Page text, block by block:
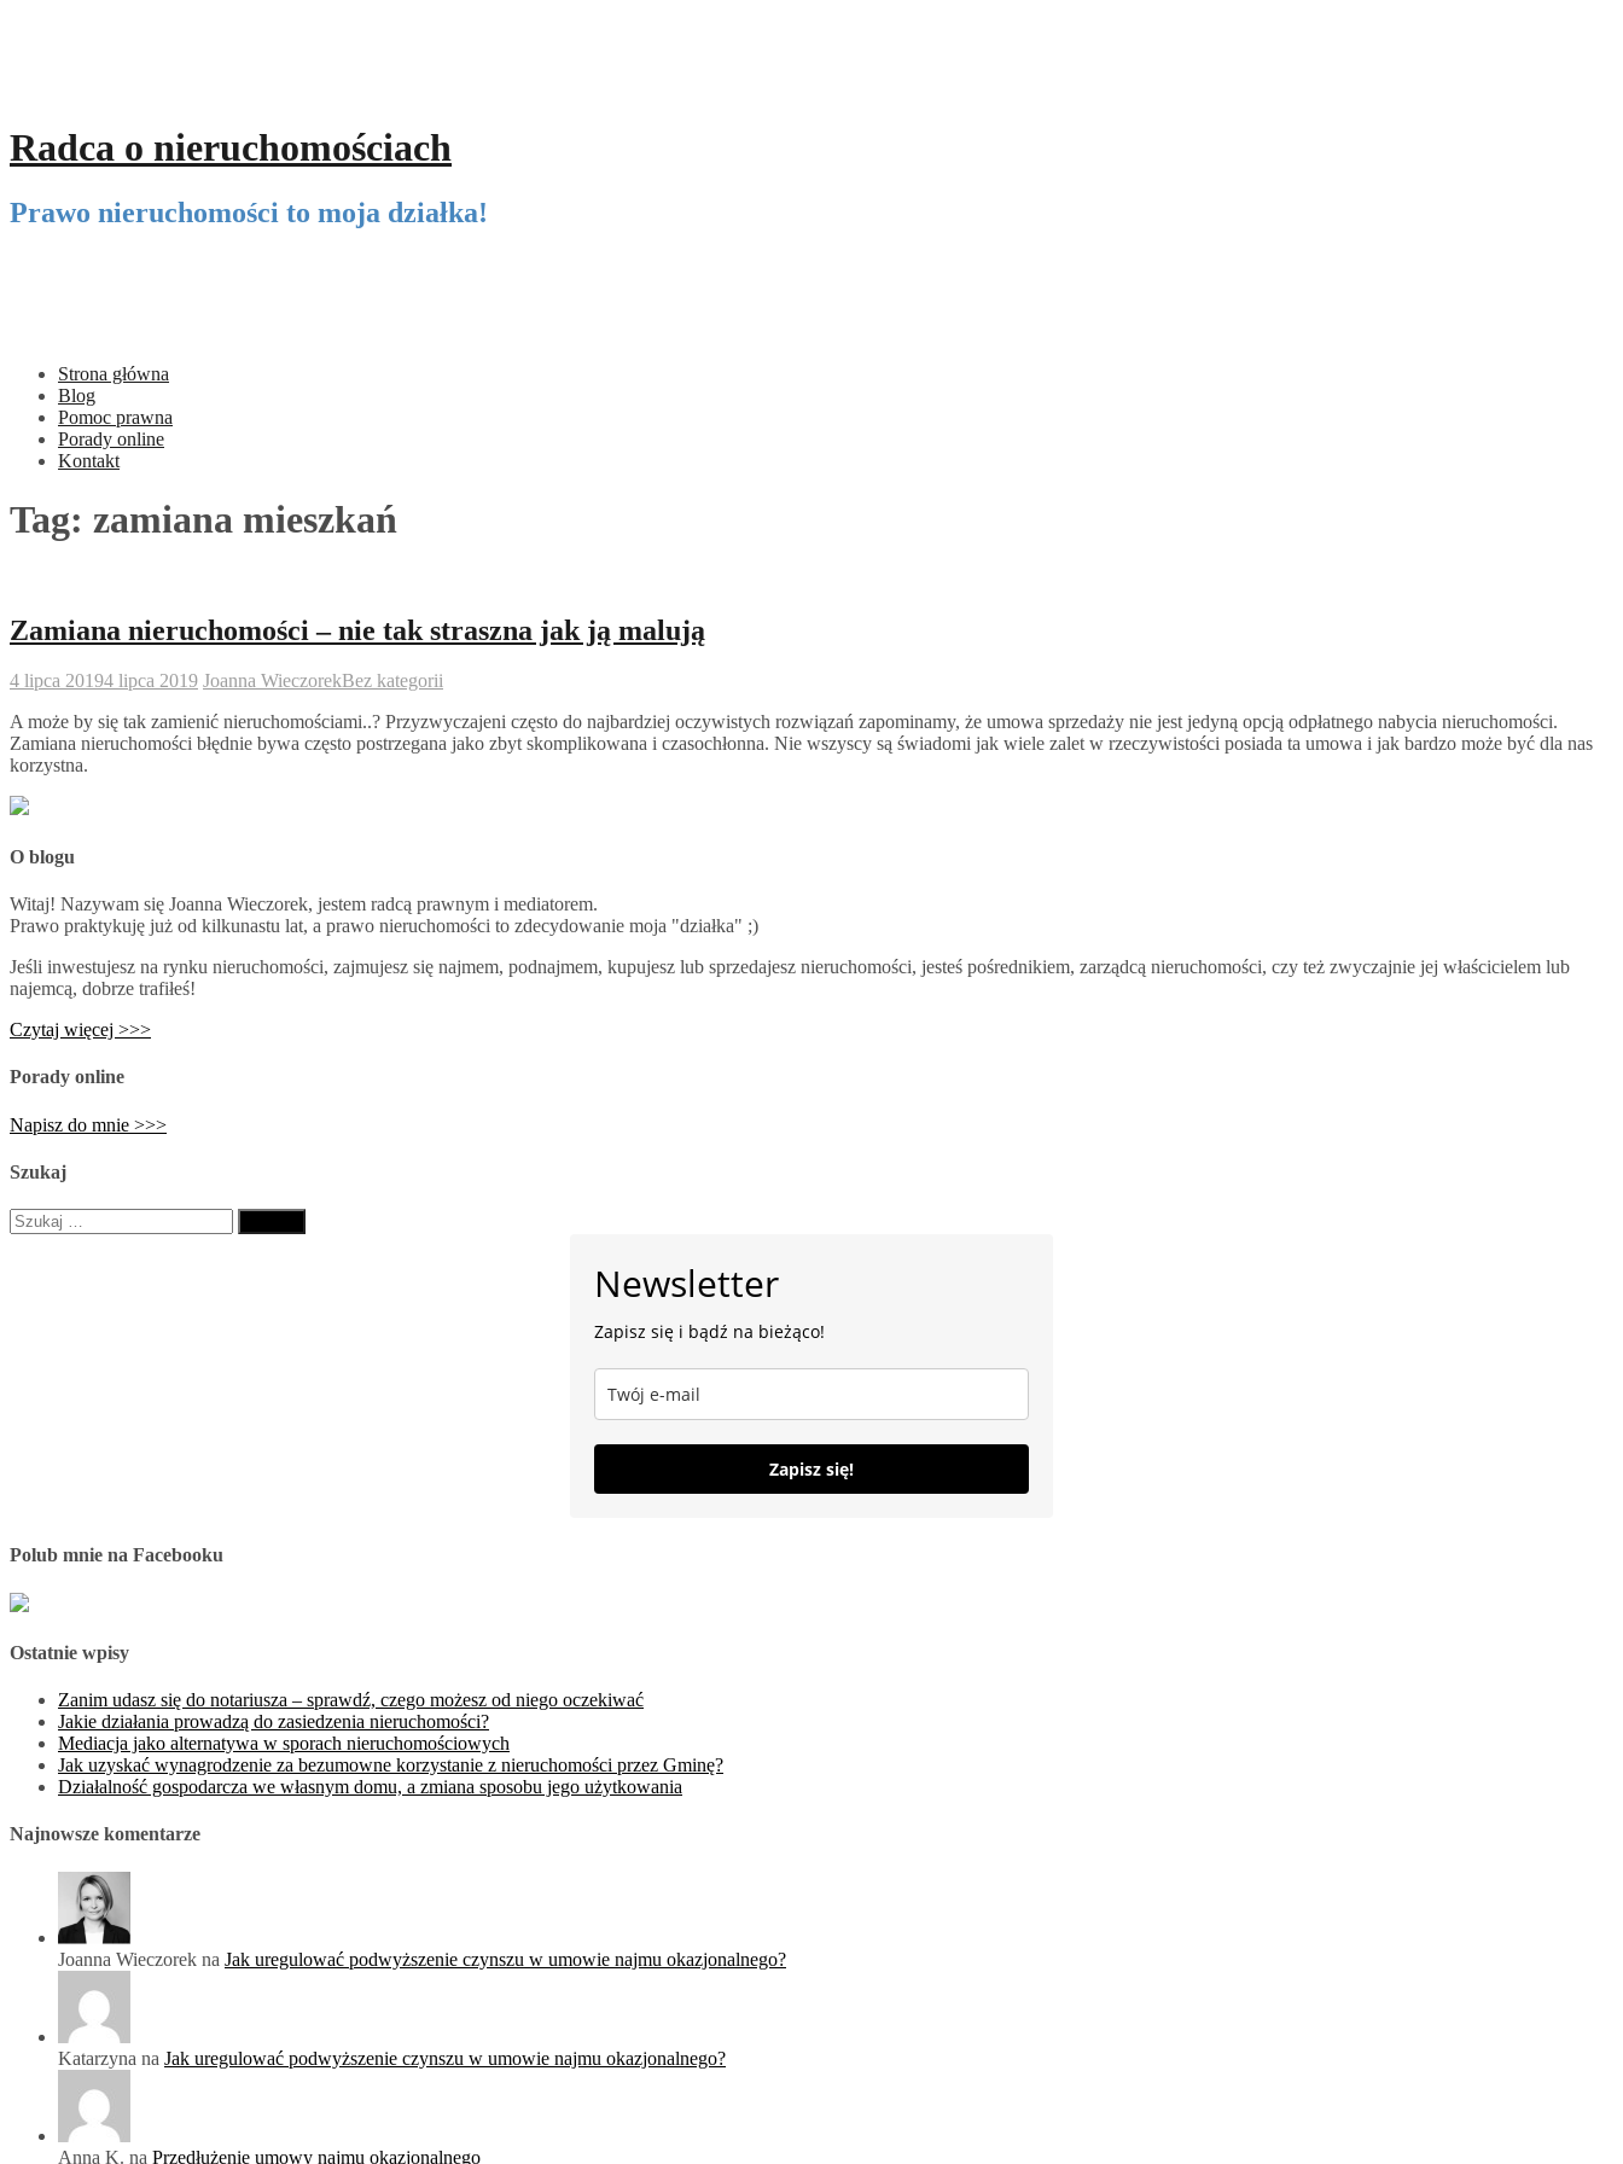
Radca o nieruchomościach
Prawo nieruchomości to moja działka!
Strona główna
Blog
Pomoc prawna
Porady online
Kontakt
Tag: zamiana mieszkań
Zamiana nieruchomości – nie tak straszna jak ją malują
4 lipca 20194 lipca 2019 Joanna WieczorekBez kategorii
A może by się tak zamienić nieruchomościami..? Przyzwyczajeni często do najbardziej oczywistych rozwiązań zapominamy, że umowa sprzedaży nie jest jedyną opcją odpłatnego nabycia nieruchomości.
Zamiana nieruchomości błędnie bywa często postrzegana jako zbyt skomplikowana i czasochłonna. Nie wszyscy są świadomi jak wiele zalet w rzeczywistości posiada ta umowa i jak bardzo może być dla nas
korzystna.
O blogu
Witaj! Nazywam się Joanna Wieczorek, jestem radcą prawnym i mediatorem.
Prawo praktykuję już od kilkunastu lat, a prawo nieruchomości to zdecydowanie moja "działka" ;)
Jeśli inwestujesz na rynku nieruchomości, zajmujesz się najmem, podnajmem, kupujesz lub sprzedajesz nieruchomości, jesteś pośrednikiem, zarządcą nieruchomości, czy też zwyczajnie jej właścicielem lub
najemcą, dobrze trafiłeś!
Czytaj więcej >>>
Porady online
Napisz do mnie >>>
Szukaj
Szukaj:
Newsletter
Zapisz się i bądź na bieżąco!
Zapisz się!
Polub mnie na Facebooku
Ostatnie wpisy
Zanim udasz się do notariusza – sprawdź, czego możesz od niego oczekiwać
Jakie działania prowadzą do zasiedzenia nieruchomości?
Mediacja jako alternatywa w sporach nieruchomościowych
Jak uzyskać wynagrodzenie za bezumowne korzystanie z nieruchomości przez Gminę?
Działalność gospodarcza we własnym domu, a zmiana sposobu jego użytkowania
Najnowsze komentarze
Joanna Wieczorek na Jak uregulować podwyższenie czynszu w umowie najmu okazjonalnego?
Katarzyna na Jak uregulować podwyższenie czynszu w umowie najmu okazjonalnego?
Anna K. na Przedłużenie umowy najmu okazjonalnego